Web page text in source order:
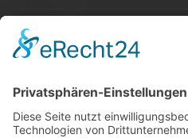
SG Shop
Sponsoren
Kontakt